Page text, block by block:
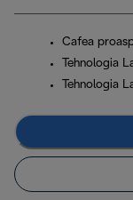
Cafea
Tehnologia
Tehnologia